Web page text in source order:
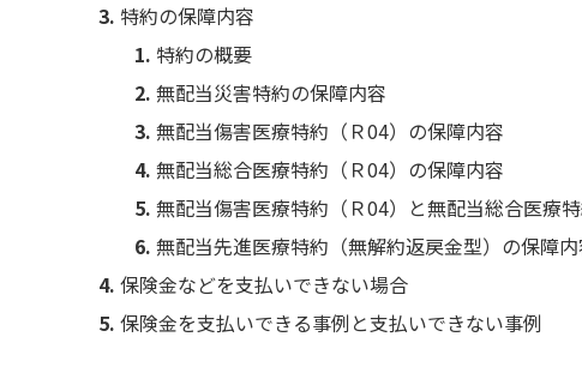
特約の保障内容
特約の概要
無配当災害特約の保障内容
無配当傷害医療特約（Ｒ04）の保障内容
無配当総合医療特約（Ｒ04）の保障内容
無配当傷害医療特約（Ｒ04）と無配当総合医療
無配当先進医療特約（無解約返戻金型）の保障
保険金などを支払いできない場合
保険金を支払いできる事例と支払いできない事例